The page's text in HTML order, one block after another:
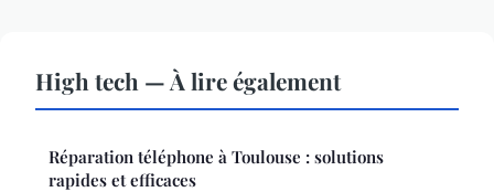
High tech — À lire également
Réparation téléphone à Toulouse : solutions
rapides et efficaces